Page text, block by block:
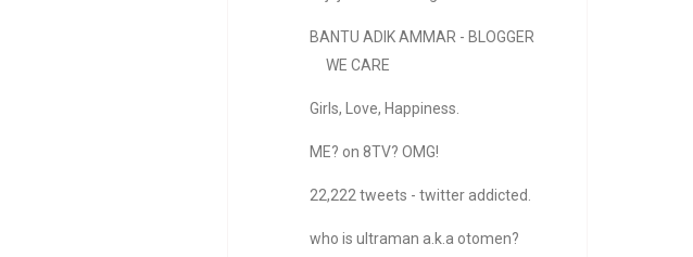
BANTU ADIK AMMAR - BLOGGER
WE CARE
Girls, Love, Happiness.
ME? on 8TV? OMG!
22,222 tweets - twitter addicted.
who is ultraman a.k.a otomen?